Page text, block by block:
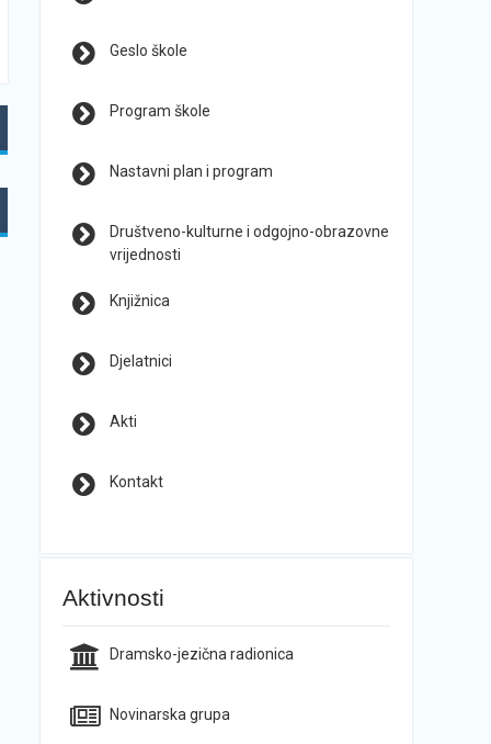
Geslo škole
Program škole
Nastavni plan i program
Društveno-kulturne i odgojno-obrazovne
vrijednosti
Knjižnica
Djelatnici
Akti
Kontakt
Aktivnosti
Dramsko-jezična radionica
Novinarska grupa